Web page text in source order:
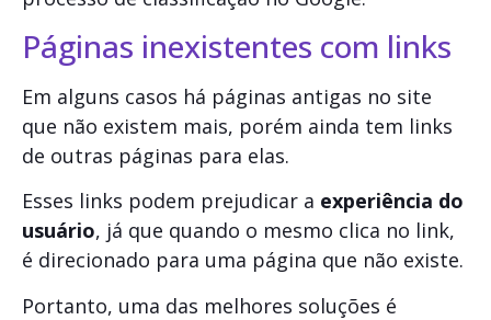
Páginas inexistentes com links
Em alguns casos há páginas antigas no site
que não existem mais, porém ainda tem links
de outras páginas para elas.
Esses links podem prejudicar a experiência do
usuário, já que quando o mesmo clica no link,
é direcionado para uma página que não existe.
Portanto, uma das melhores soluções é